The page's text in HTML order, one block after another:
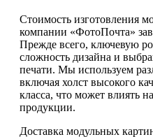
Стоимость изготовления
компании «ФотоПочта»
Прежде всего, ключевую
сложность дизайна и
печати. Мы используем
включая холст высокого
класса, что может влиять
продукции.
Доставка модульных